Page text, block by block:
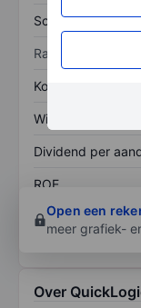
Schulden
Ratio's
Koers/omzetratio
Winst per aandeel
Dividend per
ROE
Open een
meer grafiek-
Over